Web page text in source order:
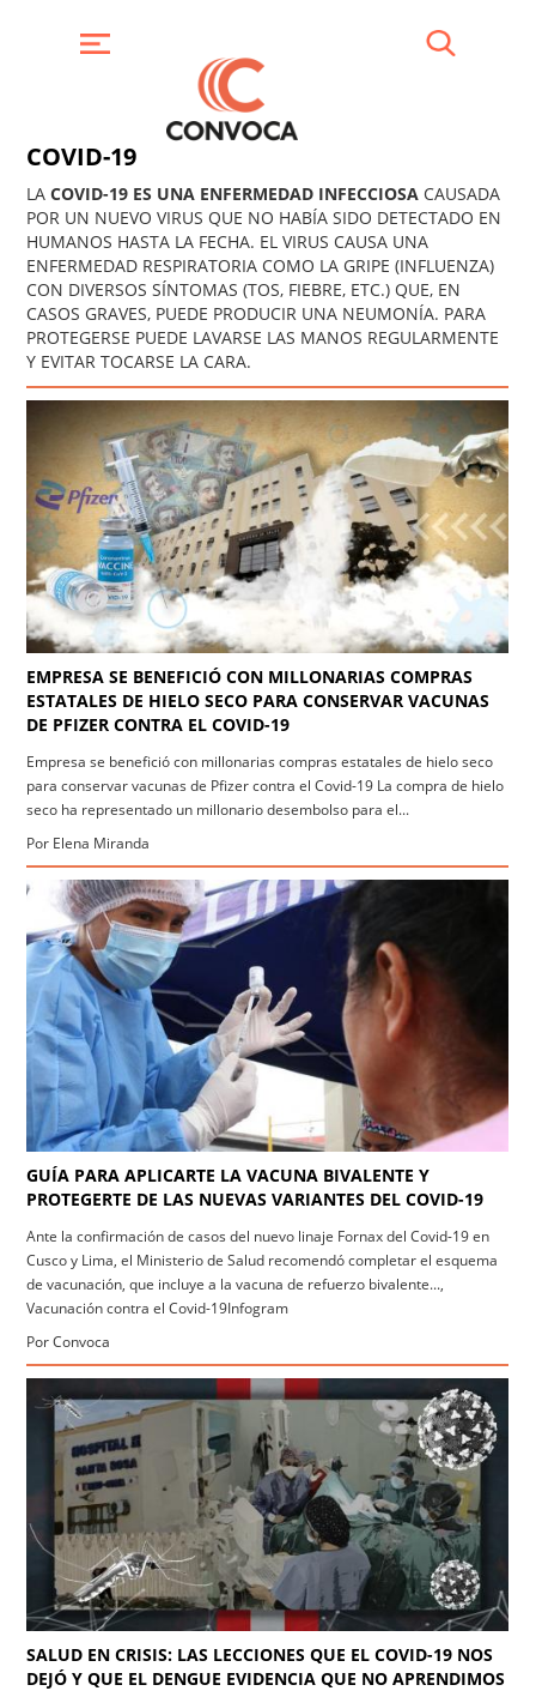
COVID-19
LACOVID-19 ES UNA ENFERMEDAD INFECCIOSA CAUSADA
POR UN NUEVO VIRUS QUE NO HABÍA SIDO DETECTADO EN
HUMANOS HASTA LA FECHA. EL VIRUS CAUSA UNA
ENFERMEDAD RESPIRATORIA COMO LA GRIPE (INFLUENZA)
CON DIVERSOS SÍNTOMAS (TOS, FIEBRE, ETC.) QUE, EN
CASOS GRAVES, PUEDE PRODUCIR UNA NEUMONÍA. PARA
PROTEGERSE PUEDE LAVARSE LAS MANOS REGULARMENTE
Y EVITAR TOCARSE LA CARA.
EMPRESA SE BENEFICIÓ CON MILLONARIAS COMPRAS
ESTATALES DE HIELO SECO PARA CONSERVAR VACUNAS
DE PFIZER CONTRA EL COVID-19
Empresa se benefició con millonarias compras estatales de hielo seco
para conservar vacunas de Pfizer contra el Covid-19 La compra de hielo
seco ha representado un millonario desembolso para el...
Por Elena Miranda
GUÍA PARA APLICARTE LA VACUNA BIVALENTE Y
PROTEGERTE DE LAS NUEVAS VARIANTES DEL COVID-19
Ante la confirmación de casos del nuevo linaje Fornax del Covid-19 en
Cusco y Lima, el Ministerio de Salud recomendó completar el esquema
de vacunación, que incluye a la vacuna de refuerzo bivalente...,
Vacunación contra el Covid-19Infogram
Por Convoca
SALUD EN CRISIS: LAS LECCIONES QUE EL COVID-19 NOS
DEJÓ Y QUE EL DENGUE EVIDENCIA QUE NO APRENDIMOS